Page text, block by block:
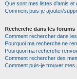
Que sont mes listes d’amis et
Comment puis-je ajouter/
Recherche dans les forums
Comment rechercher dans
Pourquoi ma recherche ne
Pourquoi ma recherche
Comment rechercher des
Comment puis-je trouver